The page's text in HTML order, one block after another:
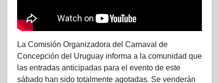
La Comisión Organizadora del Carnaval de
Concepción del Uruguay informa a la comunidad que
las entradas anticipadas para el evento de este
sábado han sido totalmente agotadas. Se venderán